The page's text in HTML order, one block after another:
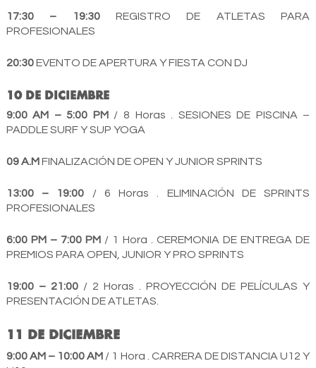
17:30 – 19:30REGISTRO DE ATLETAS PARA
PROFESIONALES
20:30EVENTO DE APERTURA Y FIESTA CON DJ
10 DE DICIEMBRE
9:00 AM – 5:00 PM/ 8 Horas . SESIONES DE PISCINA –
PADDLE SURF Y SUP YOGA
09 A.MFINALIZACIÓN DE OPEN Y JUNIOR SPRINTS
13:00 – 19:00 / 6 Horas . ELIMINACIÓN DE SPRINTS
PROFESIONALES
6:00 PM – 7:00 PM / 1 Hora . CEREMONIA DE ENTREGA DE
PREMIOS PARA OPEN, JUNIOR Y PRO SPRINTS
19:00 – 21:00/ 2 Horas . PROYECCIÓN DE PELÍCULAS Y
PRESENTACIÓN DE ATLETAS.
11 DE DICIEMBRE
9:00 AM – 10:00 AM / 1 Hora . CARRERA DE DISTANCIA U12 Y